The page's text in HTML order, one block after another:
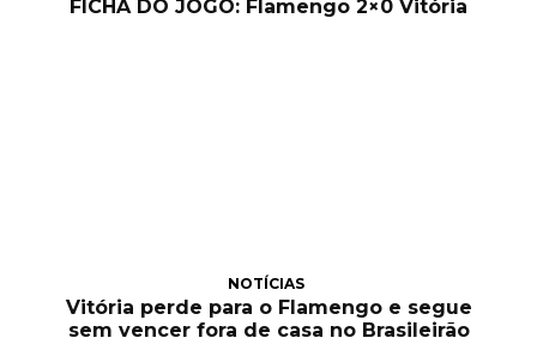
FICHA DO JOGO: Flamengo 2×0 Vitória
NOTÍCIAS
Vitória perde para o Flamengo e segue
sem vencer fora de casa no Brasileirão